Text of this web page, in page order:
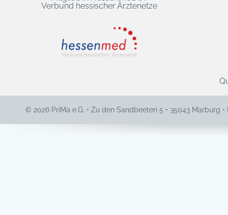
Verbund hessischer Ärztenetze
© 2026 PriMa e.G. • Zu den Sandbeeten 5 • 35043 Marburg •